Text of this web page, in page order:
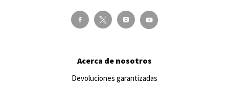
Acerca de nosotros
Devoluciones garantizadas